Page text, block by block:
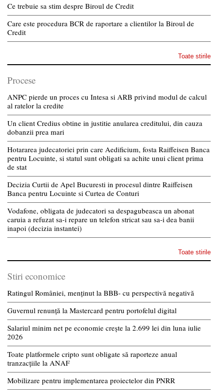
Ce trebuie sa stim despre Biroul de Credit
Care este procedura BCR de raportare a clientilor la Biroul de
Credit
Toate stirile
Procese
ANPC pierde un proces cu Intesa si ARB privind modul de calcul
al ratelor la credite
Un client Credius obtine in justitie anularea creditului, din cauza
dobanzii prea mari
Hotararea judecatoriei prin care Aedificium, fosta Raiffeisen Banca
pentru Locuinte, si statul sunt obligati sa achite unui client prima
de stat
Decizia Curtii de Apel Bucuresti in procesul dintre Raiffeisen
Banca pentru Locuinte si Curtea de Conturi
Vodafone, obligata de judecatori sa despagubeasca un abonat
caruia a refuzat sa-i repare un telefon stricat sau sa-i dea banii
inapoi (decizia instantei)
Toate stirile
Stiri economice
Ratingul României, menținut la BBB- cu perspectivă negativă
Guvernul renunță la Mastercard pentru portofelul digital
Salariul minim net pe economie crește la 2.699 lei din luna iulie
2026
Toate platformele cripto sunt obligate să raporteze anual
tranzacțiile la ANAF
Mobilizare pentru implementarea proiectelor din PNRR